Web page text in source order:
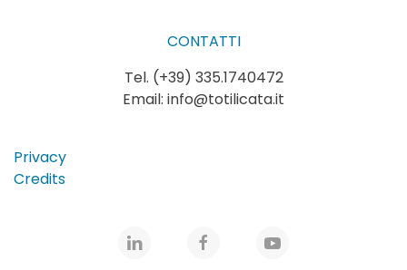
CONTATTI
Tel. (+39) 335.1740472
Email: info@totilicata.it
Privacy
Credits